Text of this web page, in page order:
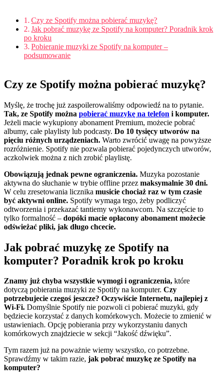
Czy ze Spotify można pobierać muzykę?
Jak pobrać muzykę ze Spotify na komputer? Poradnik krok
po kroku
Pobieranie muzyki ze Spotify na komputer –
podsumowanie
Czy ze Spotify można pobierać muzykę?
Myślę, że trochę już zaspoilerowaliśmy odpowiedź na to pytanie.
Tak, ze Spotify można pobierać muzykę na telefon i komputer.
Jeżeli macie wykupiony abonament Premium, możecie pobrać
albumy, całe playlisty lub podcasty. Do 10 tysięcy utworów na
pięciu różnych urządzeniach. Warto zwrócić uwagę na powyższe
rozróżnienie. Spotify nie pozwala pobierać pojedynczych utworów,
aczkolwiek można z nich zrobić playlistę.
Obowiązują jednak pewne ograniczenia. Muzyka pozostanie
aktywna do słuchanie w trybie offline przez maksymalnie 30 dni.
W celu zresetowania licznika musicie chociaż raz w tym czasie
być aktywni online. Spotify wymaga tego, żeby podliczyć
odtworzenia i przekazać tantiemy wykonawcom. Na szczęście to
tylko formalność – dopóki macie opłacony abonament możecie
odświeżać pliki, jak długo chcecie.
Jak pobrać muzykę ze Spotify na
komputer? Poradnik krok po kroku
Znamy już chyba wszystkie wymogi i ograniczenia, które
dotyczą pobierania muzyki ze Spotify na komputer. Czy
potrzebujecie czegoś jeszcze? Oczywiście Internetu, najlepiej z
Wi-Fi. Domyślnie Spotify nie pozwoli ci pobierać muzyki, gdy
będziecie korzystać z danych komórkowych. Możecie to zmienić w
ustawieniach. Opcję pobierania przy wykorzystaniu danych
komórkowych znajdziecie w sekcji “Jakość dźwięku”.
Tym razem już na poważnie wiemy wszystko, co potrzebne.
Sprawdźmy w takim razie, jak pobrać muzykę ze Spotify na
komputer?